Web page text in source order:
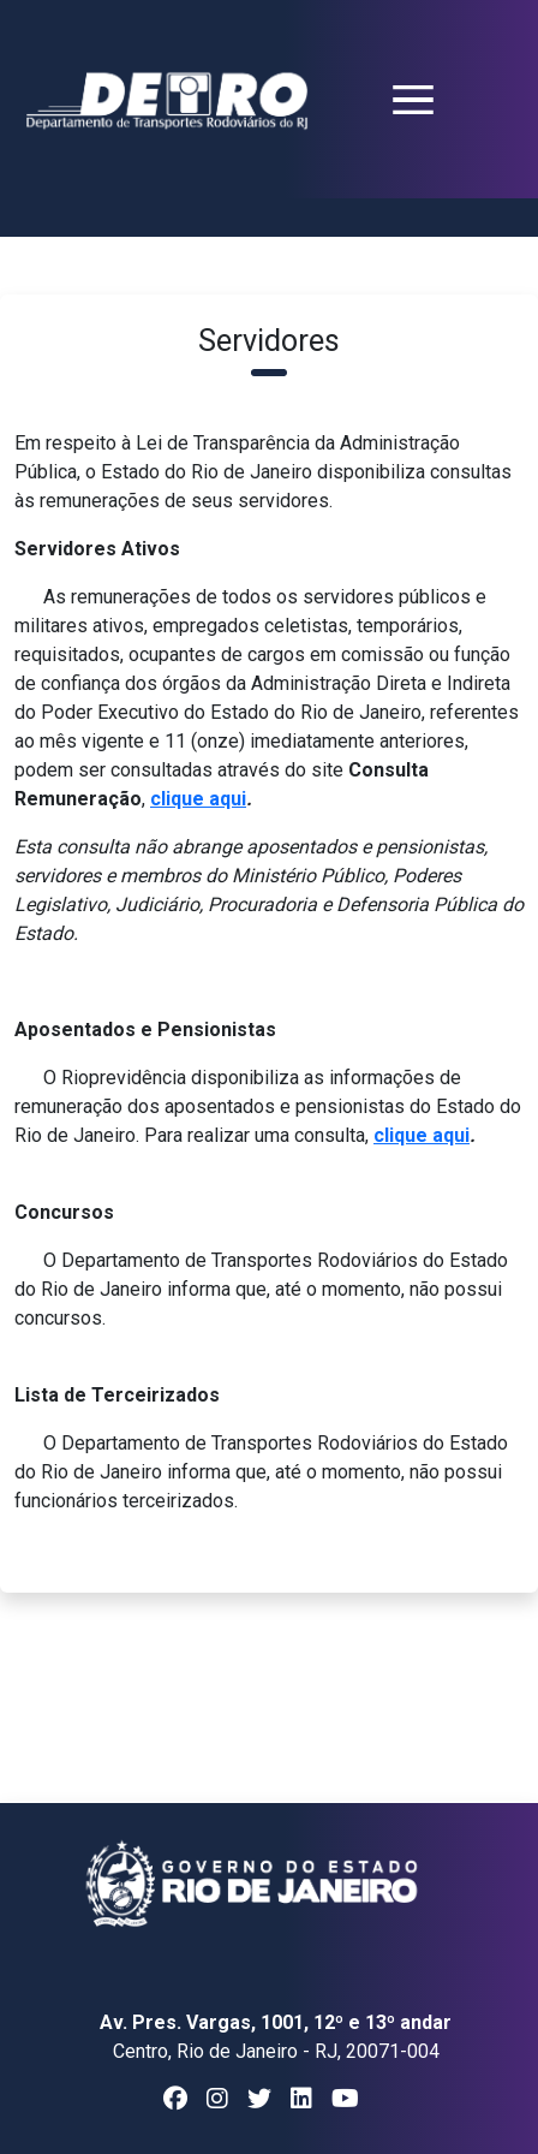
Servidores
Em respeito à Lei de Transparência da Administração
Pública, o Estado do Rio de Janeiro disponibiliza consultas
às remunerações de seus servidores.
Servidores Ativos
As remunerações de todos os servidores públicos e
militares ativos, empregados celetistas, temporários,
requisitados, ocupantes de cargos em comissão ou função
de confiança dos órgãos da Administração Direta e Indireta
do Poder Executivo do Estado do Rio de Janeiro, referentes
ao mês vigente e 11 (onze) imediatamente anteriores,
podem ser consultadas através do site Consulta
Remuneração, clique aqui.
Esta consulta não abrange aposentados e pensionistas,
servidores e membros do Ministério Público, Poderes
Legislativo, Judiciário, Procuradoria e Defensoria Pública do
Estado.
Aposentados e Pensionistas
O Rioprevidência disponibiliza as informações de
remuneração dos aposentados e pensionistas do Estado do
Rio de Janeiro. Para realizar uma consulta, clique aqui.
Concursos
O Departamento de Transportes Rodoviários do Estado
do Rio de Janeiro informa que, até o momento, não possui
concursos.
Lista de Terceirizados
O Departamento de Transportes Rodoviários do Estado
do Rio de Janeiro informa que, até o momento, não possui
funcionários terceirizados.
Av. Pres. Vargas, 1001, 12º e 13º andar
Centro, Rio de Janeiro - RJ, 20071-004